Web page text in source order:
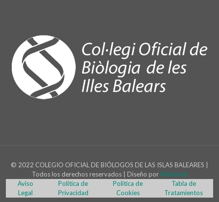
© 2022 COLEGIO OFICIAL DE BIÓLOGOS DE LAS ISLAS BALEARES |
Todos los derechos reservados | Diseño porWebinlab
Aviso
Legal
Política de
Privacidad
Política de
Cookies
Tabla de
Tratamientos